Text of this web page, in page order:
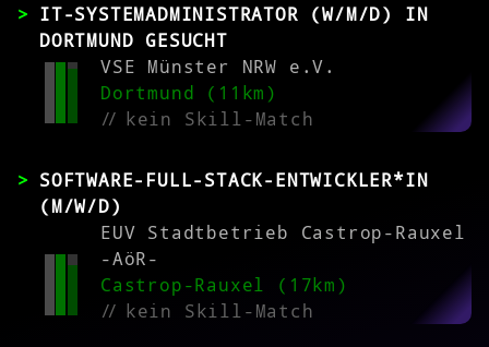
IT-SYSTEMADMINISTRATOR (W/M/D) IN
DORTMUND GESUCHT
VSE Münster NRW e.V.
Dortmund (11km)
//kein Skill-Match
SOFTWARE-FULL-STACK-ENTWICKLER*IN
(M/W/D)
EUV Stadtbetrieb Castrop-Rauxel
-AöR-
Castrop-Rauxel (17km)
//kein Skill-Match